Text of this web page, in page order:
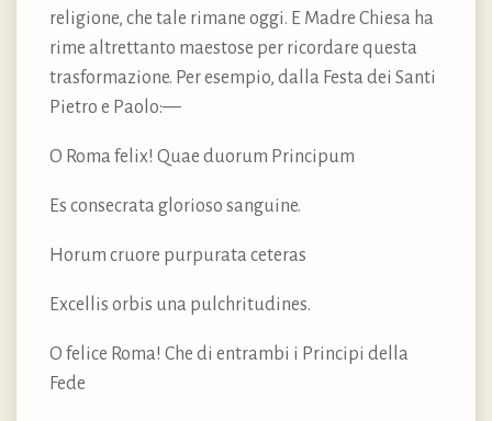
religione, che tale rimane oggi. E Madre Chiesa ha
rime altrettanto maestose per ricordare questa
trasformazione. Per esempio, dalla Festa dei Santi
Pietro e Paolo:—
O Roma felix! Quae duorum Principum
Es consecrata glorioso sanguine.
Horum cruore purpurata ceteras
Excellis orbis una pulchritudines.
O felice Roma! Che di entrambi i Principi della
Fede